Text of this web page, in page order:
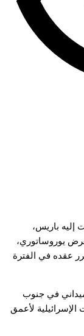
إليه باريس،
يوروساتوري،
عقده في الفترة
في جنوب
الإسرائيلية لأعمق